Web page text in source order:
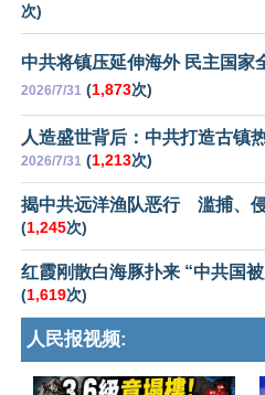
次)
中共将镇压延伸海外 民主国家
2026/7/31 (1,873次)
人造盛世背后：中共打造古镇
2026/7/31 (1,213次)
揭中共远洋渔队恶行 滥捕、
(1,245次)
红霞刚散白海豚扑来 “中共国
(1,619次)
人民报视频: